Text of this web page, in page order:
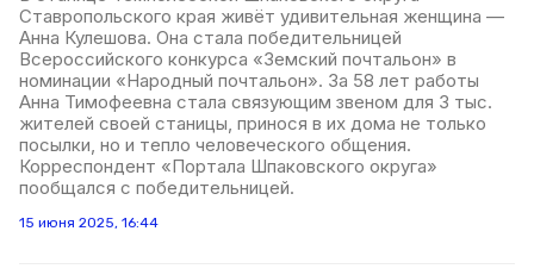
Ставропольского края живёт удивительная женщина —
Анна Кулешова. Она стала победительницей
Всероссийского конкурса «Земский почтальон» в
номинации «Народный почтальон». За 58 лет работы
Анна Тимофеевна стала связующим звеном для 3 тыс.
жителей своей станицы, принося в их дома не только
посылки, но и тепло человеческого общения.
Корреспондент «Портала Шпаковского округа»
пообщался с победительницей.
15 июня 2025, 16:44